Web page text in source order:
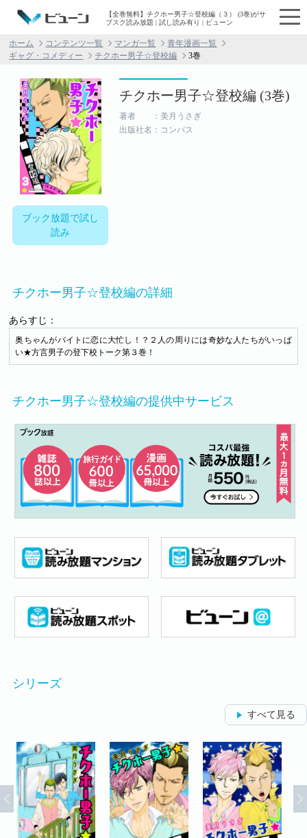
【全巻無料】チクホー男子☆登校編（３） (3巻)がサ
ブスク読み放題 | 試し読み有り | ビューン
ホーム コンテンツ一覧 マンガ一覧
青年漫画一覧
ギャグ・コメディー
チクホー男子☆登校編 3巻
ブック放題で試し
読み
チクホー男子☆登校編 (3巻)
著者 ：美月うさぎ
出版社名：コンパス
チクホー男子☆登校編の詳細
あらすじ：
奥ちゃんがバイトに恋に大忙し！？２人の周りには奇妙な人たちがいっぱ
い★方言男子の登下校トーク第３巻！
チクホー男子☆登校編の提供中サービス
シリーズ
すべて見る